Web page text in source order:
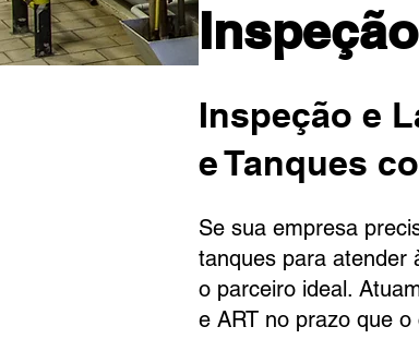
Inspeção e
e Tanques
Se sua empresa
tanques para atender
o parceiro ideal.
e ART no prazo que o